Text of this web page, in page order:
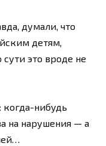
думали, что
детям,
это вроде не
когда-нибудь
на нарушения — а